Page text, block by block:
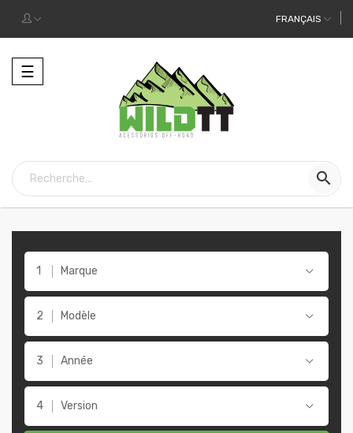
FRANÇAIS
Toggle
navigation
☰

Marque
Modèle
Année
Version